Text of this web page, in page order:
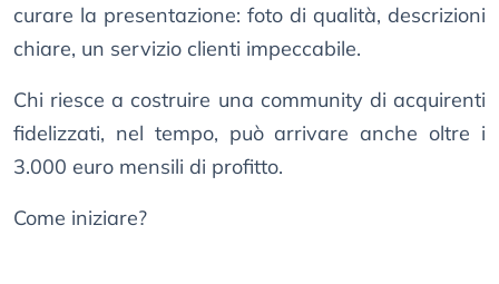
curare la presentazione: foto di qualità, descrizioni
chiare, un servizio clienti impeccabile.
Chi riesce a costruire una community di acquirenti
fidelizzati, nel tempo, può arrivare anche oltre i
3.000 euro mensili di profitto.
Come iniziare?